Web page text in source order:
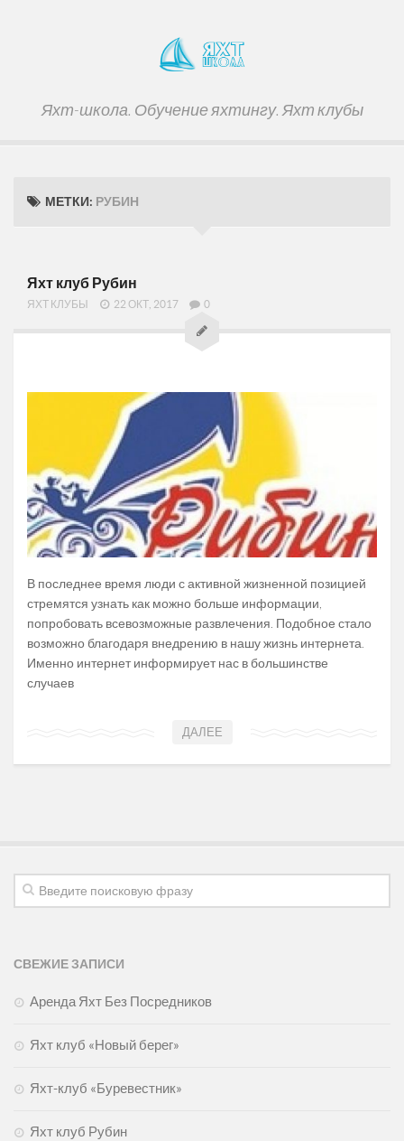
Яхт-школа. Обучение яхтингу. Яхт клубы
МЕТКИ: РУБИН
Яхт клуб Рубин
ЯХТ КЛУБЫ 22 ОКТ, 2017 0
В последнее время люди с активной жизненной позицией
стремятся узнать как можно больше информации,
попробовать всевозможные развлечения. Подобное стало
возможно благодаря внедрению в нашу жизнь интернета.
Именно интернет информирует нас в большинстве
случаев
ДАЛЕЕ
СВЕЖИЕ ЗАПИСИ
Аренда Яхт Без Посредников
Яхт клуб «Новый берег»
Яхт-клуб «Буревестник»
Яхт клуб Рубин